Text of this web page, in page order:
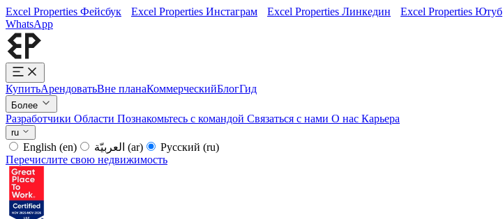
Excel Properties Фейсбук Excel Properties Инстаграм Excel Properties Линкедин Excel Properties Ютуб
WhatsApp
КупитьАрендоватьВне планаКоммерческийБлогГид
Более
Разработчики Области Познакомьтесь с командой Связаться с нами О нас Карьера
ru
English (en) (ar) Русский (ru)
Перечислите свою недвижимость